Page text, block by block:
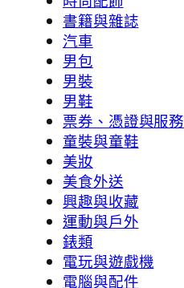
書籍與雜誌
汽車
男包
男裝
男鞋
票券、憑證與服務
童裝與童鞋
美妝
美食外送
興趣與收藏
運動與戶外
錶類
電玩與遊戲機
電腦與配件